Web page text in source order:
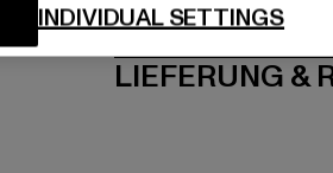
LIEFERUNG &
INDIVIDUAL SETTINGS